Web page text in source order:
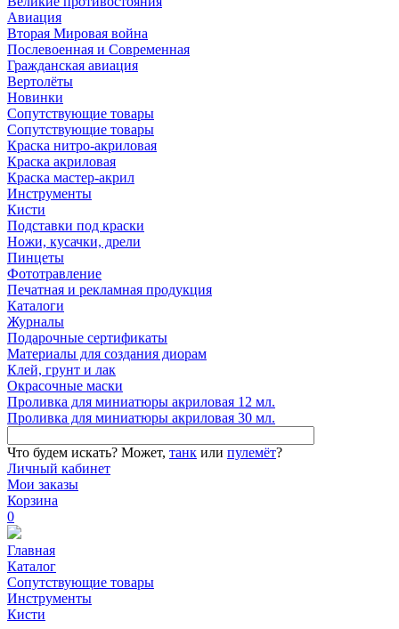
Авиация
Вторая Мировая война
Послевоенная и Современная
Гражданская авиация
Вертолёты
Новинки
Сопутствующие товары
Сопутствующие товары
Краска нитро-акриловая
Краска акриловая
Краска мастер-акрил
Инструменты
Кисти
Подставки под краски
Ножи, кусачки, дрели
Пинцеты
Фототравление
Печатная и рекламная продукция
Каталоги
Журналы
Подарочные сертификаты
Материалы для создания диорам
Клей, грунт и лак
Окрасочные маски
Проливка для миниатюры акриловая 12 мл.
Проливка для миниатюры акриловая 30 мл.
Что будем искать? Может, танк или пулемёт?
Личный кабинет
Мои заказы
Корзина
0
Главная
Каталог
Сопутствующие товары
Инструменты
Кисти